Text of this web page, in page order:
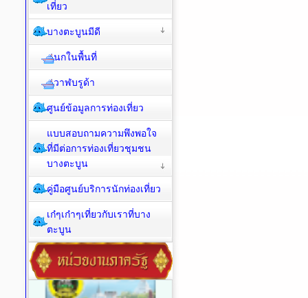
เที่ยว
บางตะบูนมีดี
นกในพื้นที่
วาฬบรูด้า
ศูนย์ข้อมูลการท่องเที่ยว
แบบสอบถามความพึงพอใจ
ที่มีต่อการท่องเที่ยวชุมชน
บางตะบูน
คู่มือศูนย์บริการนักท่องเที่ยว
เก๋ๆเก๋าๆเที่ยวกับเราที่บาง
ตะบูน